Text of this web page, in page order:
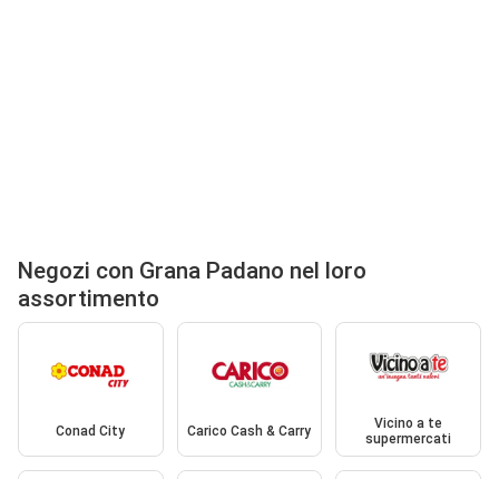
Negozi con Grana Padano nel loro
assortimento
Conad City Carico Cash & Carry
Vicino a te
supermercati